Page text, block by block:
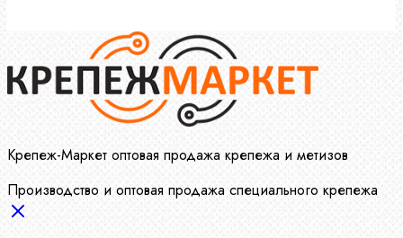
Крепеж-Маркет оптовая продажа крепежа и метизов
Производство и оптовая продажа специального крепежа